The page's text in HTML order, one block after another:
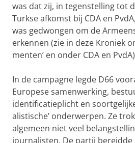
was dat zij, in tegenstelling tot
Turkse afkomst bij CDA en
was gedwongen om de
erkennen (zie in deze Kroniek
menten’ en onder CDA en
In de campagne legde D66
Europese samenwerking,
identificatieplicht en
alistische’ onderwerpen. Ze
algemeen niet veel
journalisten. De partij bereidde